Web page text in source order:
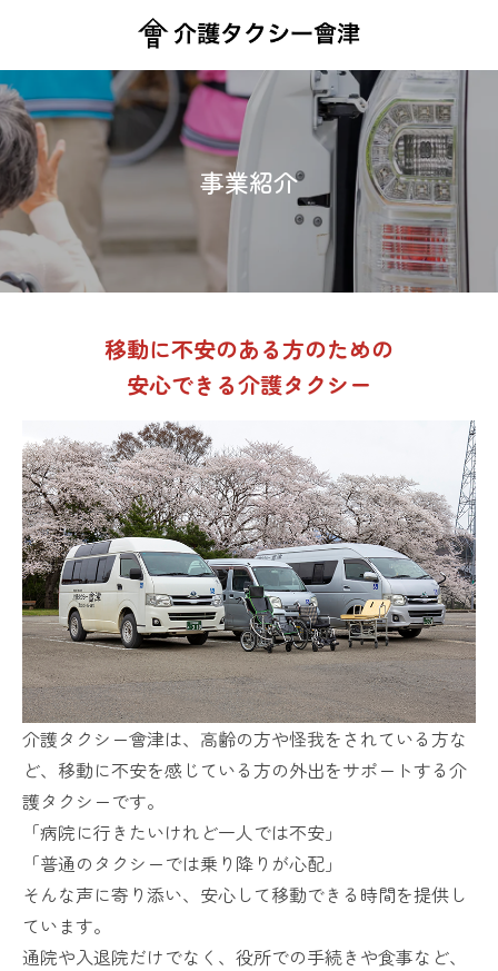
事業紹介
移動に不安のある方のための
安心できる介護タクシー
介護タクシー會津は、高齢の方や怪我をされている方な
ど、移動に不安を感じている方の外出をサポートする介
護タクシーです。
「病院に行きたいけれど一人では不安」
「普通のタクシーでは乗り降りが心配」
そんな声に寄り添い、安心して移動できる時間を提供し
ています。
通院や入退院だけでなく、役所での手続きや食事など、